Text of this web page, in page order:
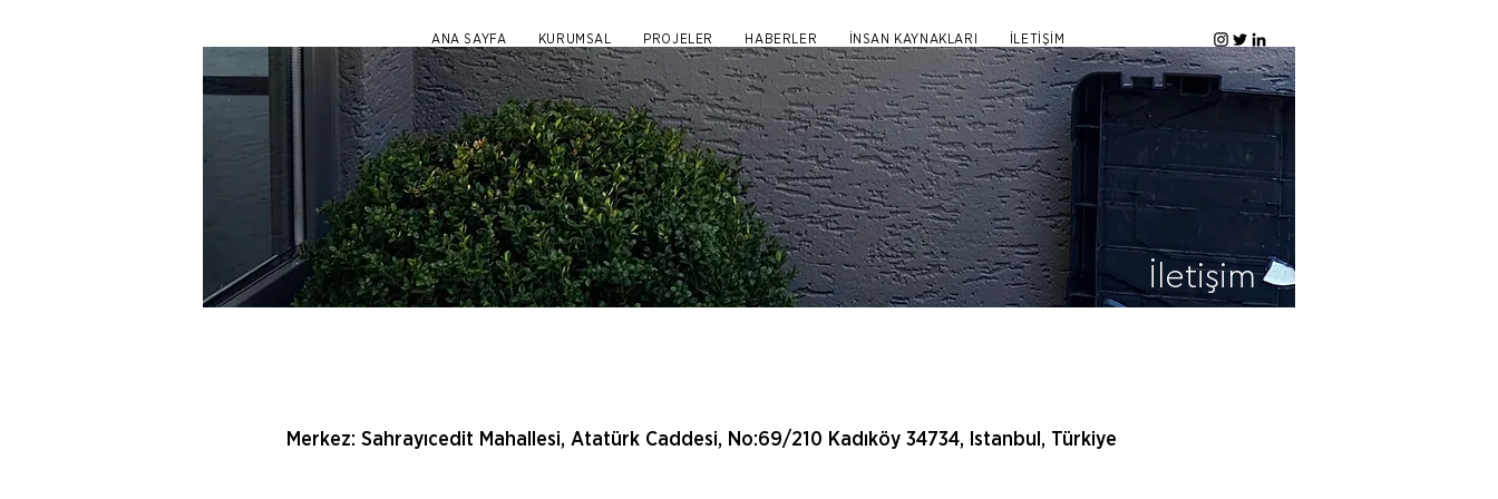
ANA SAYFA KURUMSAL PROJELER HABERLER İNSAN KAYNAKLARI İLETİŞİM
İletişim
Merkez: Sahrayıcedit Mahallesi, Atatürk Caddesi, No:69/210 Kadıköy 34734, Istanbul, Türkiye